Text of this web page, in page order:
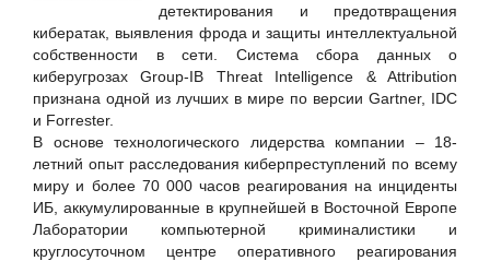
ICT-Online.ru «Инфокоммуникации онлайн»
LURE IT / ООО «Люр АйТи»
Positive Technologies
RSpectr
RuSIEM
SETERE Ltd. / ООО "ТБИ"
Skybox Security
Softline
детектирования и предотвращения
кибератак, выявления фрода и защиты интеллектуальной
собственности в сети. Система сбора данных о
киберугрозах Group-IB Threat Intelligence & Attribution
признана одной из лучших в мире по версии Gartner, IDC
и Forrester.
В основе технологического лидерства компании – 18-
летний опыт расследования киберпреступлений по всему
миру и более 70 000 часов реагирования на инциденты
ИБ, аккумулированные в крупнейшей в Восточной Европе
Лаборатории компьютерной криминалистики и
круглосуточном центре оперативного реагирования